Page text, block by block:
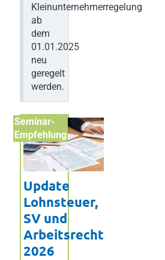
Kleinunternehmerregelung
ab
dem
01.01.2025
neu
geregelt
werden.
Seminar-
Empfehlung
Update
Lohnsteuer,
SV und
Arbeitsrecht
2026